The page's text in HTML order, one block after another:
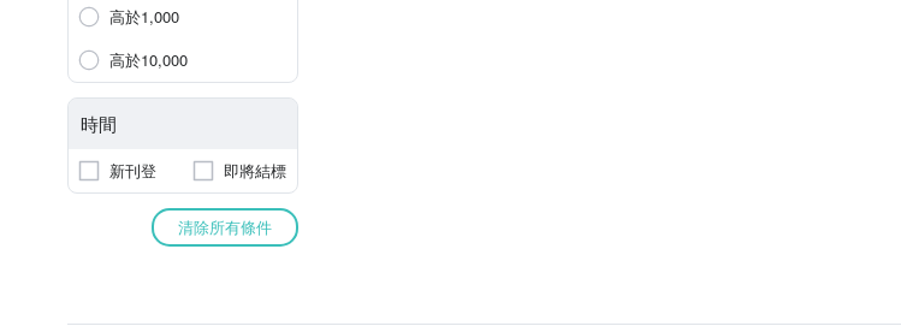
高於1,000
高於10,000
時間
新刊登 即將結標
清除所有條件